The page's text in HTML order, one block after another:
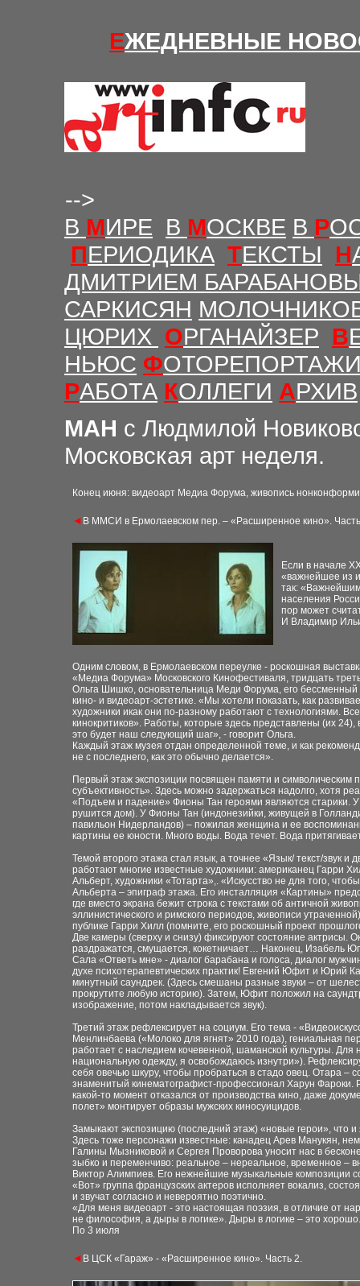
ЕЖЕДНЕВНЫЕ Н
-->
В МИРЕ В МОСКВЕ В Р
ПЕРИОДИКА ТЕКСТЫ Н
ДМИТРИЕМ
САРКИСЯН
ЦЮРИХ ОРГАНАЙЗЕР В
НЬЮС Ф
РАБОТА КОЛЛЕГИ АРХИВ
МАН с Людмилой
Московская арт неделя.
Конец июня: видеоарт Медиа Форума, живопись
◄ В ММСИ в Ермолаевском пер. – «Расширенное кино».
Если в начале
«важнейшее из
так: «Важнейшим
населения
пор может
И Владимир
Одним словом, в Ермолаевском переулке - роскошная
«Медиа Форума» Московского Кинофестиваля, тридцать
Ольга Шишко, основательница Меди Форума, его бессменный
кино- и видеоарт-эстетике. «Мы хотели показать, как
художники икак они по-разному работают с технологиями.
кинокритиков». Работы, которые здесь представлены (их
это будет наш следующий шаг», - говорит Ольга.
Каждый этаж музея отдан определенной теме, и как
не с последнего, как это обычно делается».
Первый этаж экспозиции посвящен памяти и
субъективность». Здесь можно задержаться надолго, хотя
«Подъем и падение» Фионы Тан героями являются старики. У
рушится дом). У Фионы Тан (индонезийки, живущей в
павильон Нидерландов) – пожилая женщина и ее
картины ее юности. Много воды. Вода течет. Вода
Темой второго этажа стал язык, а точнее «Язык/ текст/звук
работают многие известные художники: американец Гарри
Альберт, художники «Тотарта»,. «Искусство не для того,
Альберта – эпиграф этажа. Его инсталляция «Картины»
где вместо экрана бежит строка с текстами об античной
эллинистического и римского периодов, живописи
публике Гарри Хилл (помните, его роскошный проект
Две камеры (сверху и снизу) фиксируют состояние актрисы.
раздражатся, смущается, кокетничает… Наконец, Изабель
Сала «Ответь мне» - диалог барабана и голоса, диалог
духе психотерапевтических практик! Евгений Юфит и Юрий
минутный саундрек. (Здесь смешаны разные звуки – от
прокрутите любую историю). Затем, Юфит положил на
изображение, потом накладывается звук).
Третий этаж рефлексирует на социум. Его тема -
Менлинбаева («Молоко для ягнят» 2010 года), гениальная
работает с наследием кочевенной, шаманской культуры. Для
национальную одежду, я освобождаюсь изнутри»).
себя овечью шкуру, чтобы пробраться в стадо овец. Отара –
знаменитый кинематографист-профессионал Харун
какой-то момент отказался от производства кино, даже
полет» монтирует образы мужских киносуицидов.
Замыкают экспозицию (последний этаж) «новые герои», что
Здесь тоже персонажи известные: канадец Арев Манукян,
Галины Мызниковой и Сергея Проворова уносит нас в
зыбко и переменчиво: реальное – нереальное, временное –
Виктор Алимпиев. Его нежнейшие музыкальные композиции
«Вот» группа французских актеров исполняет вокализ,
и звучат согласно и невероятно поэтично.
«Для меня видеоарт - это настоящая поэзия, в отличие от
не философия, а дыры в логике». Дыры в логике – это
По 3 июля
◄ В ЦСК «Гараж» - «Расширенное кино». Часть 2.